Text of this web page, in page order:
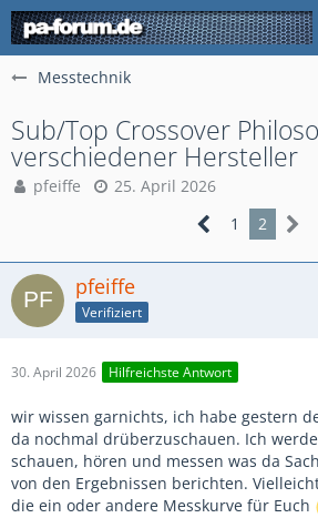
Messtechnik
Sub/Top Crossover
verschiedener Hersteller
pfeiffe
25. April 2026
1
2
pfeiffe
Verifiziert
30. April 2026 Hilfreichste Antwort
wir wissen garnichts, ich habe gestern
da nochmal drüberzuschauen. Ich
schauen, hören und messen was da
von den Ergebnissen berichten.
die ein oder andere Messkurve für Euch